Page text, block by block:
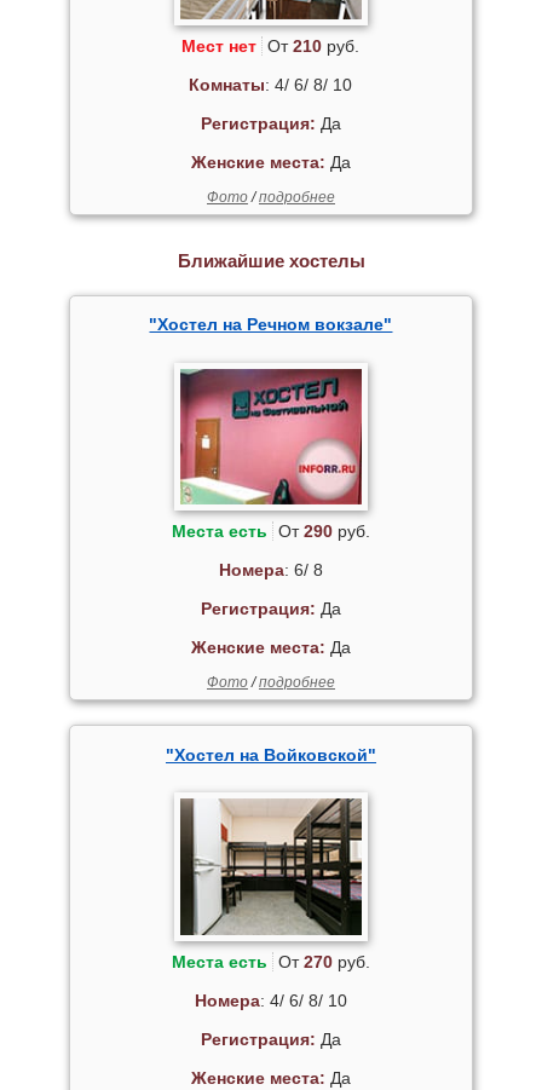
Мест нет От210 руб.
Комнаты: 4/ 6/ 8/ 10
Регистрация: Да
Женские места: Да
Фото/подробнее
Ближайшие хостелы
"Хостел на Речном вокзале"
Места есть От290руб.
Номера: 6/ 8
Регистрация: Да
Женские места: Да
Фото/подробнее
"Хостел на Войковской"
Места есть От270руб.
Номера: 4/ 6/ 8/ 10
Регистрация: Да
Женские места: Да